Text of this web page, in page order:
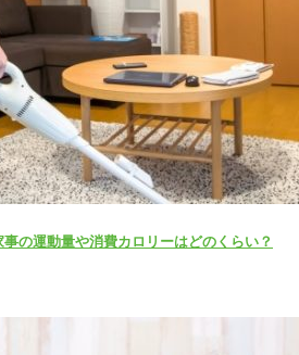
の運動量や消費カロリーはどのくらい？